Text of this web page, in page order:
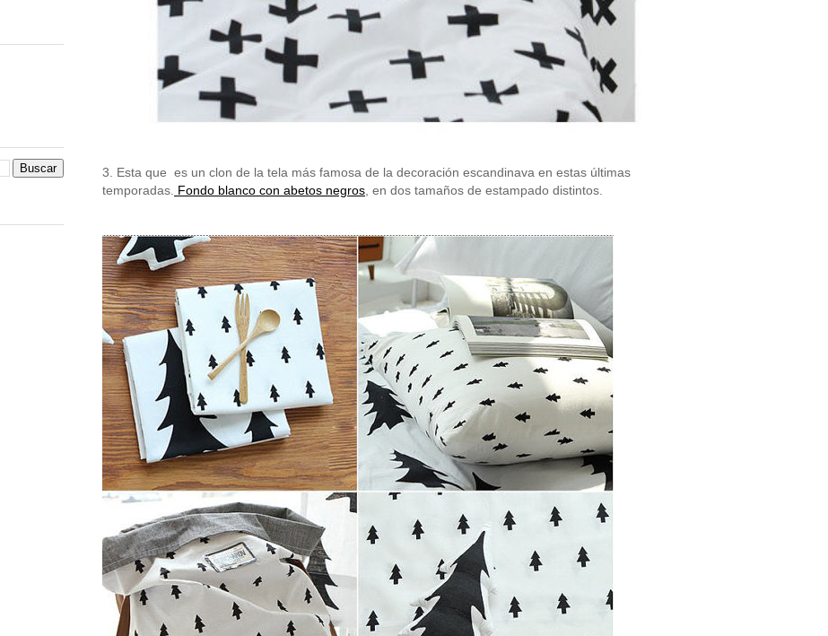
3. Esta que es un clon de la tela más famosa de la decoración escandinava en estas últimas
temporadas. Fondo blanco con abetos negros , en dos tamaños de estampado distintos.